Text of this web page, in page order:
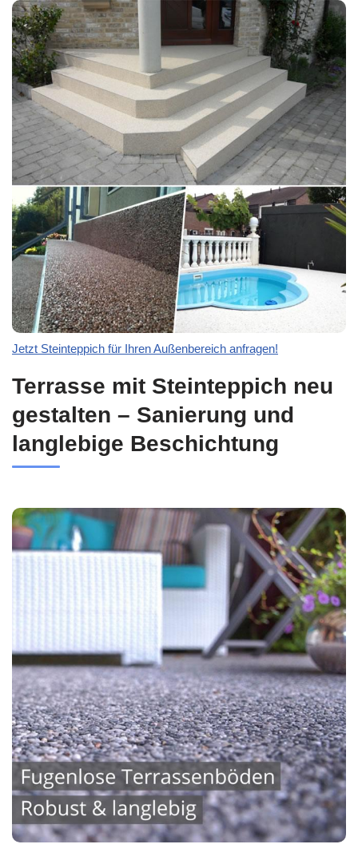
Jetzt Steinteppich für Ihren Außenbereich anfragen!
Terrasse mit Steinteppich neu
gestalten – Sanierung und
langlebige Beschichtung